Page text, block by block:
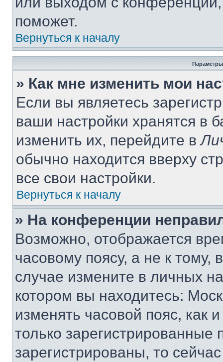
поможет.
Вернуться к началу
Параметры
» Как мне изменить мои
Если вы являетесь
ваши настройки хранятся в
изменить их, перейдите в
обычно находится вверху
все свои настройки.
Вернуться к началу
» На конференции
Возможно, отображается
часовому поясу, а не к тому,
случае измените в личных
котором вы находитесь:
изменять часовой пояс, как
только
зарегистрированы, то